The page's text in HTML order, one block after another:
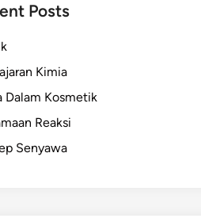
Posts
Kimia
Dalam Kosmetik
Reaksi
Senyawa